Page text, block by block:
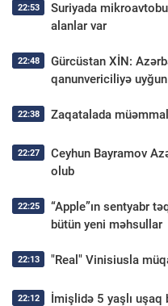
22:53
Suriyada
alanlar var
22:48
Gürcüstan XİN:
qanunvericiliyə
22:38 Zaqatalada
22:27
Ceyhun Bayramov
olub
22:25
“Apple”ın sentyabr
bütün yeni məhsullar
22:13 "Real" Vinisiusla
22:12 İmişlidə 5 yaşlı